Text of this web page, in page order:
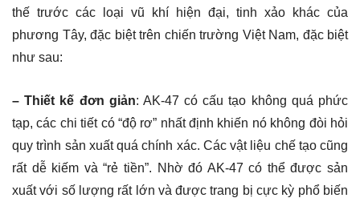
thế trước các loại vũ khí hiện đại, tinh xảo khác của
phương Tây, đặc biệt trên chiến trường Việt Nam, đặc biệt
như sau:
– Thiết kế đơn giản: AK-47 có cấu tạo không quá phức
tạp, các chi tiết có “độ rơ” nhất định khiến nó không đòi hỏi
quy trình sản xuất quá chính xác. Các vật liệu chế tạo cũng
rất dễ kiếm và “rẻ tiền”. Nhờ đó AK-47 có thể được sản
xuất với số lượng rất lớn và được trang bị cực kỳ phổ biến